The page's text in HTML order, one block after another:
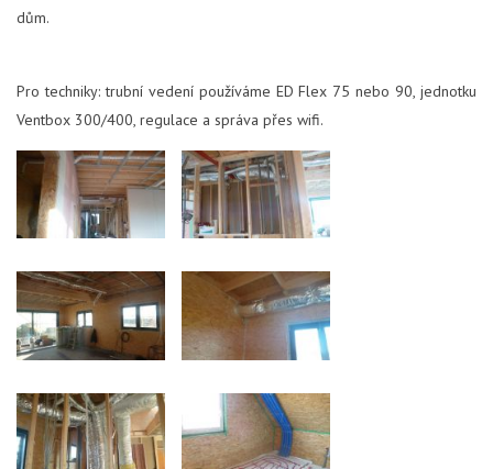
dům.
Pro techniky: trubní vedení používáme ED Flex 75 nebo 90, jednotku
Ventbox 300/400, regulace a správa přes wifi.